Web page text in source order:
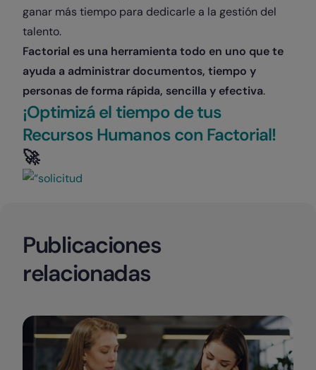
ganar más tiempo para dedicarle a la gestión del
talento.
Factorial es una herramienta todo en uno que te
ayuda a administrar documentos, tiempo y
personas de forma rápida, sencilla y efectiva.
¡Optimizá el tiempo de tus
Recursos Humanos con Factorial!
🚀
Publicaciones
relacionadas